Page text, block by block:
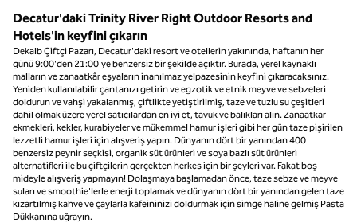
Decatur'daki Trinity River Right Outdoor Resorts and
Hotels'in keyfini çıkarın
Dekalb Çiftçi Pazarı, Decatur'daki resort ve otellerin yakınında, haftanın her
günü 9:00'den 21:00'ye benzersiz bir şekilde açıktır. Burada, yerel kaynaklı
malların ve zanaatkâr eşyaların inanılmaz yelpazesinin keyfini çıkaracaksınız.
Yeniden kullanılabilir çantanızı getirin ve egzotik ve etnik meyve ve sebzeleri
doldurun ve vahşi yakalanmış, çiftlikte yetiştirilmiş, taze ve tuzlu su çeşitleri
dahil olmak üzere yerel satıcılardan en iyi et, tavuk ve balıkları alın. Zanaatkar
ekmekleri, kekler, kurabiyeler ve mükemmel hamur işleri gibi her gün taze pişirilen
lezzetli hamur işleri için alışveriş yapın. Dünyanın dört bir yanından 400
benzersiz peynir seçkisi, organik süt ürünleri ve soya bazlı süt ürünleri
alternatifleri ile bu çiftçilerin gerçekten herkes için bir şeyleri var. Fakat boş
mideyle alışveriş yapmayın! Dolaşmaya başlamadan önce, taze sebze ve meyve
suları ve smoothie'lerle enerji toplamak ve dünyanın dört bir yanından gelen taze
kızartılmış kahve ve çaylarla kafeininizi doldurmak için simge haline gelmiş Pasta
Dükkanına uğrayın.